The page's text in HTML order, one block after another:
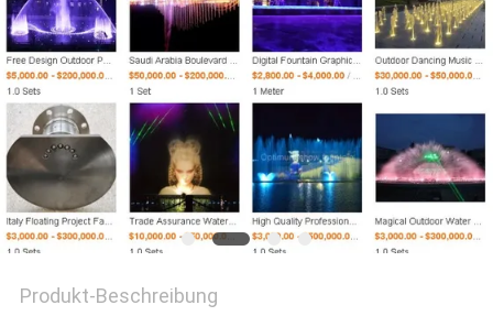
SITEMAP
PRIVACY
POLICY
Produkt-Beschreibung